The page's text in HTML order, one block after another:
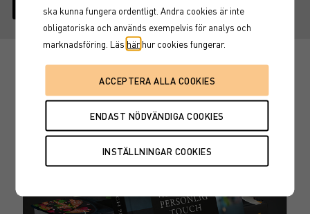
ska kunna fungera ordentligt. Andra cookies är inte
obligatoriska och används exempelvis för analys och
marknadsföring. Läs härhur cookies fungerar.